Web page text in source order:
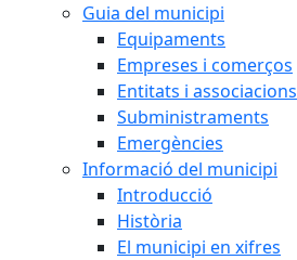
Guia del municipi
Equipaments
Empreses i comerços
Entitats i associacions
Subministraments
Emergències
Informació del municipi
Introducció
Història
El municipi en xifres